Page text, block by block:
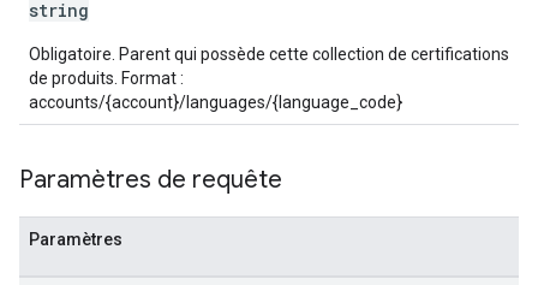
string
Obligatoire. Parent qui possède cette collection de certifications
de produits. Format :
accounts/{account}/languages/{language_code}
Paramètres de requête
Paramètres